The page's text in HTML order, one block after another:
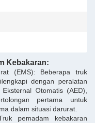
Kebakaran:
(EMS): Beberapa truk
dengan peralatan
Otomatis (AED),
pertama untuk
dalam situasi darurat.
pemadam kebakaran